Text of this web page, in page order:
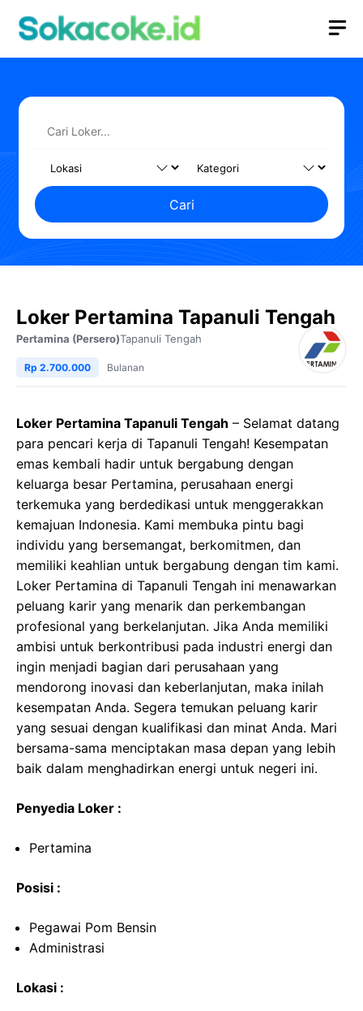
Cari
Loker Pertamina Tapanuli Tengah
Pertamina (Persero)Tapanuli Tengah
Rp 2.700.000 Bulanan
Loker Pertamina Tapanuli Tengah – Selamat datang
para pencari kerja di Tapanuli Tengah! Kesempatan
emas kembali hadir untuk bergabung dengan
keluarga besar Pertamina, perusahaan energi
terkemuka yang berdedikasi untuk menggerakkan
kemajuan Indonesia. Kami membuka pintu bagi
individu yang bersemangat, berkomitmen, dan
memiliki keahlian untuk bergabung dengan tim kami.
Loker Pertamina di Tapanuli Tengah ini menawarkan
peluang karir yang menarik dan perkembangan
profesional yang berkelanjutan. Jika Anda memiliki
ambisi untuk berkontribusi pada industri energi dan
ingin menjadi bagian dari perusahaan yang
mendorong inovasi dan keberlanjutan, maka inilah
kesempatan Anda. Segera temukan peluang karir
yang sesuai dengan kualifikasi dan minat Anda. Mari
bersama-sama menciptakan masa depan yang lebih
baik dalam menghadirkan energi untuk negeri ini.
Penyedia Loker :
Pertamina
Posisi :
Pegawai Pom Bensin
Administrasi
Lokasi :